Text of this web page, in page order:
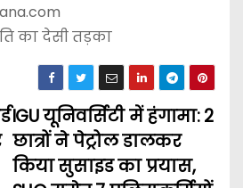
का देसी तड़का
IGU यूनिवर्सिटी में हंगामा: 2
छात्रों ने पेट्रोल डालकर
किया सुसाइड का प्रयास,